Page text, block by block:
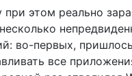
при этом реально
во-первых,
все